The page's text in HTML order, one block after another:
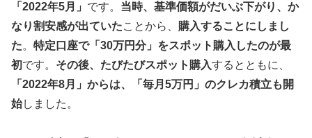
「2022年5月」 です。 当時、基準価額がだいぶ下がり、か
なり割安感が出ていたことから、 購入することにしまし
た。 特定口座で「30万円分」をスポット購入したのが最
初です。 その後、たびたびスポット購入するとともに、
「2022年8月」からは、「毎月5万円」のクレカ積立も開
始しました。